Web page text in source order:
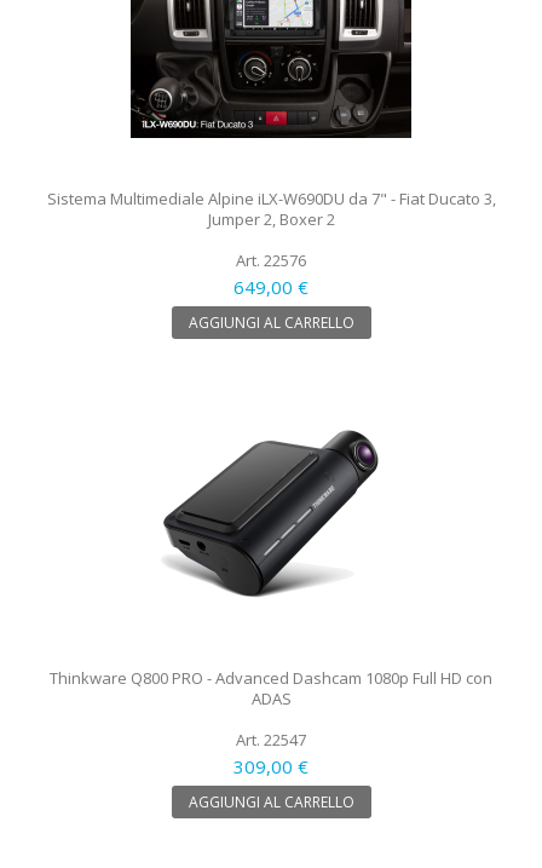
Sistema Multimediale Alpine iLX-W690DU da 7" - Fiat Ducato 3,
Jumper 2, Boxer 2
Art. 22576
649,00 €
AGGIUNGI AL CARRELLO
Thinkware Q800 PRO - Advanced Dashcam 1080p Full HD con
ADAS
Art. 22547
309,00 €
AGGIUNGI AL CARRELLO